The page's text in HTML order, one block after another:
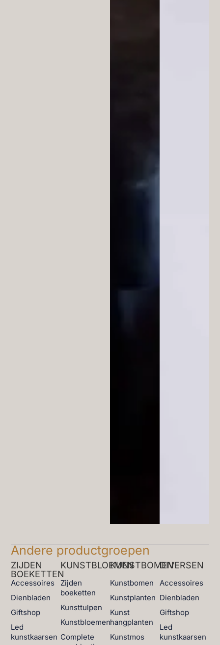
Andere productgroepen
ZIJDEN
BOEKETTEN
Accessoires
Dienbladen
Giftshop
Led
kunstkaarsen
KUNSTBLOEMEN
Zijden
boeketten
Kunsttulpen
Kunstbloemen
Complete
KUNSTBOMEN
Kunstbomen
Kunstplanten
Kunst
hangplanten
Kunstmos
DIVERSEN
Accessoires
Dienbladen
Giftshop
Led
kunstkaarsen